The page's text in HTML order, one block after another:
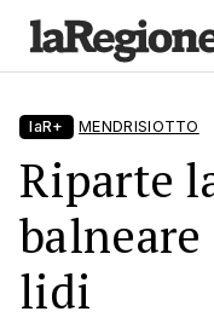
laR+ MENDRISIOTTO
Riparte
lidi